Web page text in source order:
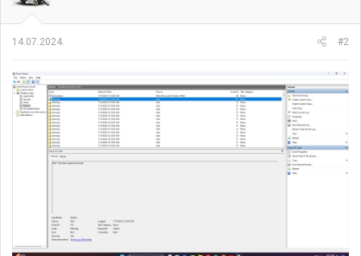
14.07.2024. #2